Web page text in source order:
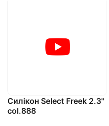
Силікон Select Freek 2.3"
col.888